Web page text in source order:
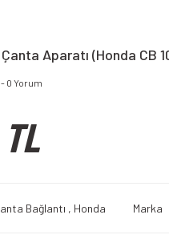
Aparatı (Honda CB
0 Yorum
Bağlantı , Honda Marka